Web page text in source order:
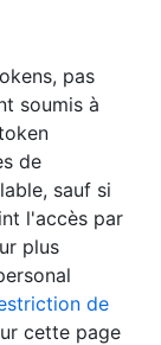
pas
soumis à
de
sauf si
l'accès par
plus
de
cette page